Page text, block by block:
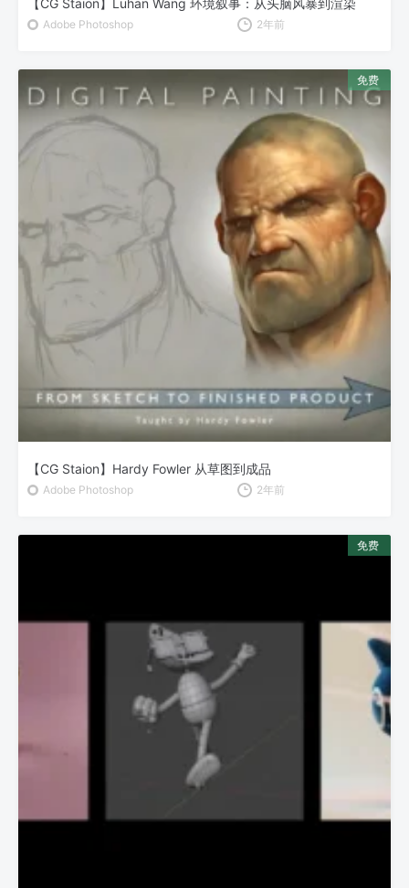
【CG Staion】Luhan Wang 环境叙事：从头脑风暴到渲染
Adobe Photoshop 2年前
【CG Staion】Hardy Fowler 从草图到成品
Adobe Photoshop 2年前